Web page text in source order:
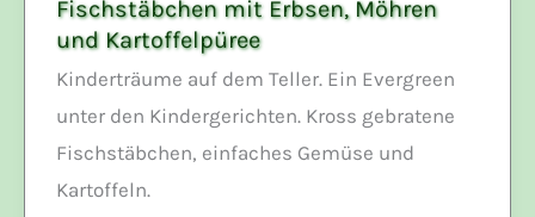
Fischstäbchen mit Erbsen, Möhren
und Kartoffelpüree
Kinderträume auf dem Teller. Ein Evergreen
unter den Kindergerichten. Kross gebratene
Fischstäbchen, einfaches Gemüse und
Kartoffeln.